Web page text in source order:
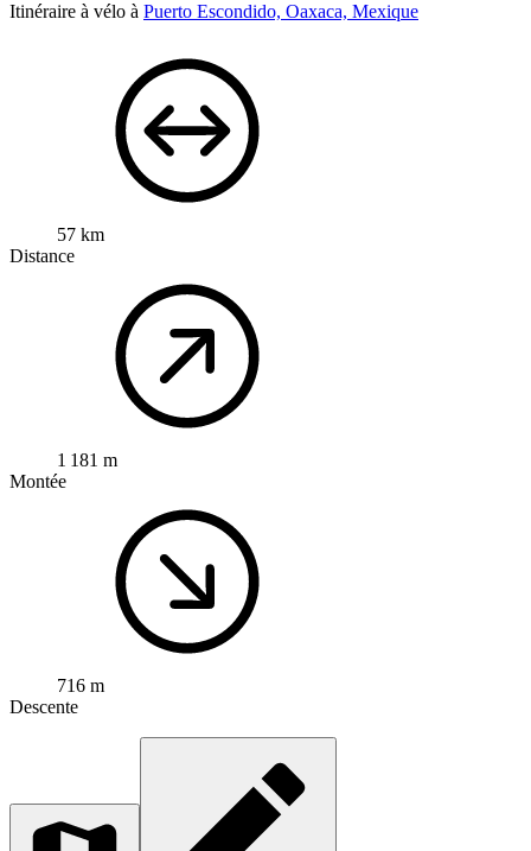
Itinéraire à vélo à Puerto Escondido, Oaxaca, Mexique
57 km
Distance
1 181 m
Montée
716 m
Descente